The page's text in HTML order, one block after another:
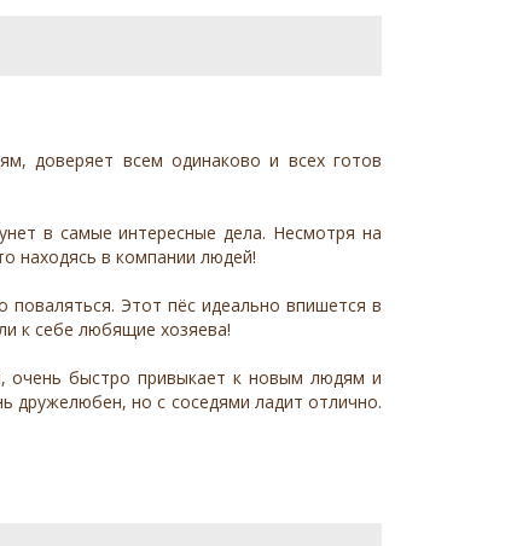
доверяет всем одинаково и всех готов
в самые интересные дела. Несмотря на
находясь в компании людей!
Этот пёс идеально впишется в
к себе любящие хозяева!
очень быстро привыкает к новым людям и
дружелюбен, но с соседями ладит отлично.